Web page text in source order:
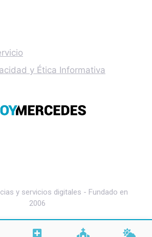
y Ética Informativa
y servicios digitales - Fundado en
2006